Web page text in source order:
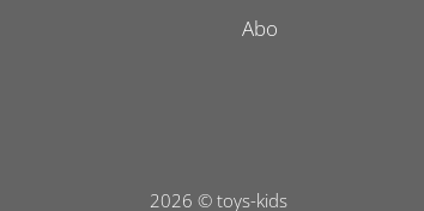
Abo
2026 © toys-kids